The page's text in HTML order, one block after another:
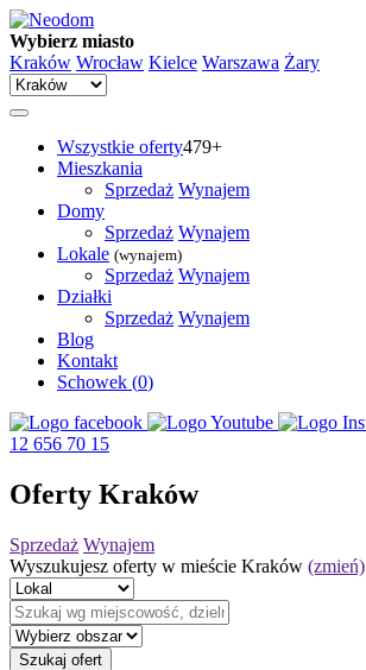
Wybierz miasto
Kraków Wrocław Kielce Warszawa Żary
Wszystkie oferty479+
Mieszkania
Sprzedaż Wynajem
Domy
Sprzedaż Wynajem
Lokale (wynajem)
Sprzedaż Wynajem
Działki
Sprzedaż Wynajem
Blog
Kontakt
Schowek (0)
12 656 70 15
Oferty Kraków
Sprzedaż Wynajem
Wyszukujesz oferty w mieście Kraków (zmień)
Szukaj ofert